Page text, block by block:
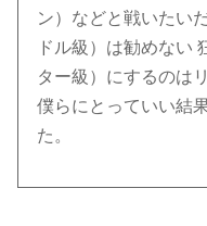
ン）などと戦いたい
ドル級）は勧めない
ター級）にするのは
僕らにとっていい結
た。